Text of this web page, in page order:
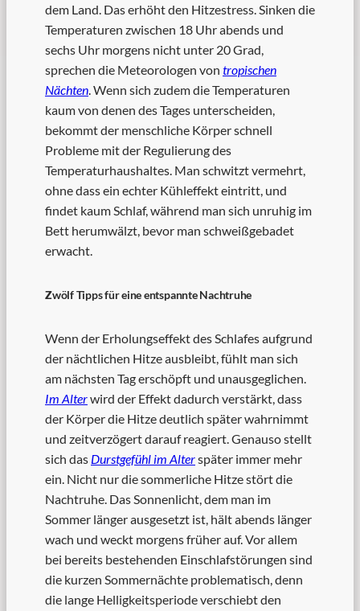
dem Land. Das erhöht den Hitzestress. Sinken die
Temperaturen zwischen 18 Uhr abends und
sechs Uhr morgens nicht unter 20 Grad,
sprechen die Meteorologen von tropischen
Nächten . Wenn sich zudem die Temperaturen
kaum von denen des Tages unterscheiden,
bekommt der menschliche Körper schnell
Probleme mit der Regulierung des
Temperaturhaushaltes. Man schwitzt vermehrt,
ohne dass ein echter Kühleffekt eintritt, und
findet kaum Schlaf, während man sich unruhig im
Bett herumwälzt, bevor man schweißgebadet
erwacht.
Zwölf Tipps für eine entspannte Nachtruhe
Wenn der Erholungseffekt des Schlafes aufgrund
der nächtlichen Hitze ausbleibt, fühlt man sich
am nächsten Tag erschöpft und unausgeglichen.
Im Alterwird der Effekt dadurch verstärkt, dass
der Körper die Hitze deutlich später wahrnimmt
und zeitverzögert darauf reagiert. Genauso stellt
sich das Durstgefühl im Alterspäter immer mehr
ein. Nicht nur die sommerliche Hitze stört die
Nachtruhe. Das Sonnenlicht, dem man im
Sommer länger ausgesetzt ist, hält abends länger
wach und weckt morgens früher auf. Vor allem
bei bereits bestehenden Einschlafstörungen sind
die kurzen Sommernächte problematisch, denn
die lange Helligkeitsperiode verschiebt den